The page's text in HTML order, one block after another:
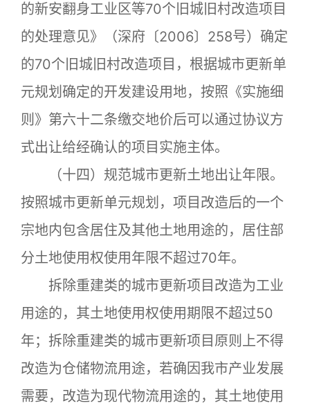
的新安翻身工业区等70个旧城旧村改造项目
的处理意见》（深府〔2006〕258号）确定
的70个旧城旧村改造项目，根据城市更新单
元规划确定的开发建设用地，按照《实施细
则》第六十二条缴交地价后可以通过协议方
式出让给经确认的项目实施主体。
（十四）规范城市更新土地出让年限。
按照城市更新单元规划，项目改造后的一个
宗地内包含居住及其他土地用途的，居住部
分土地使用权使用年限不超过70年。
拆除重建类的城市更新项目改造为工业
用途的，其土地使用权使用期限不超过50
年；拆除重建类的城市更新项目原则上不得
改造为仓储物流用途，若确因我市产业发展
需要，改造为现代物流用途的，其土地使用